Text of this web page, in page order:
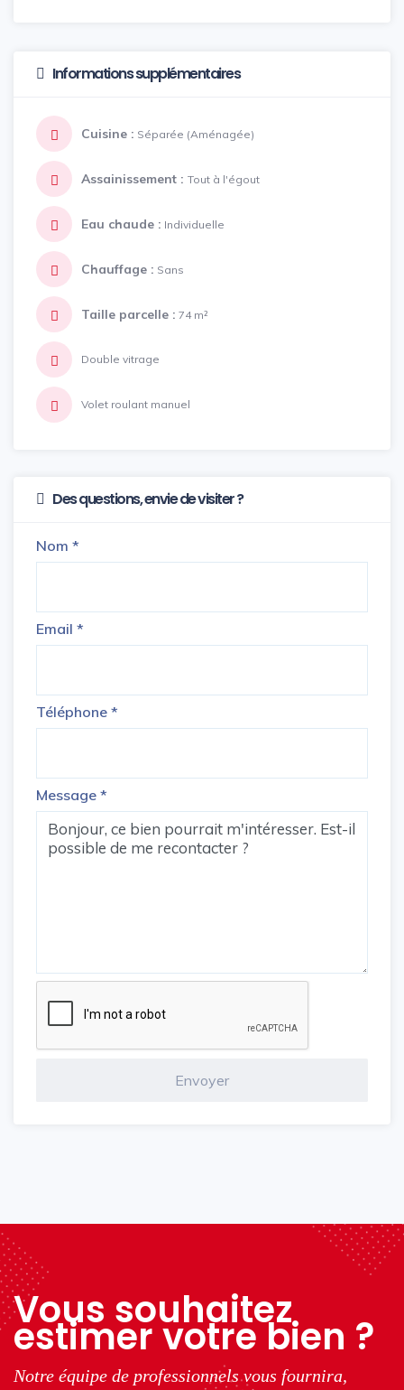
Informations supplémentaires
Cuisine : Séparée (Aménagée)
Assainissement : Tout à l'égout
Eau chaude : Individuelle
Chauffage : Sans
Taille parcelle : 74 m²
Double vitrage
Volet roulant manuel
Des questions, envie de visiter ?
Nom *
Email *
Téléphone *
Message *
Vous souhaitez
estimer votre bien ?
Notre équipe de professionnels vous fournira,